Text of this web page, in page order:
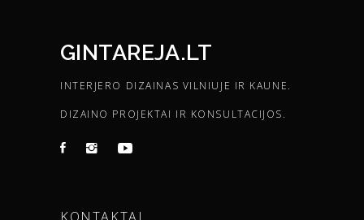
GINTAREJA.LT
INTERJERO DIZAINAS VILNIUJE IR KAUNE.
DIZAINO PROJEKTAI IR KONSULTACIJOS.